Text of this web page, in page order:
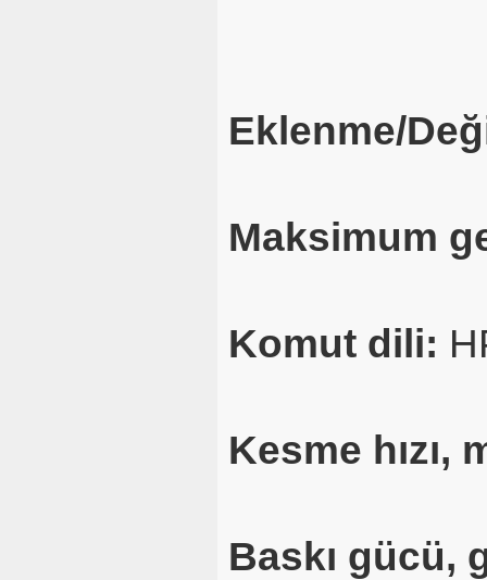
Eklenme/
Maksimum
Komut dili:
Kesme hızı,
Baskı gücü,